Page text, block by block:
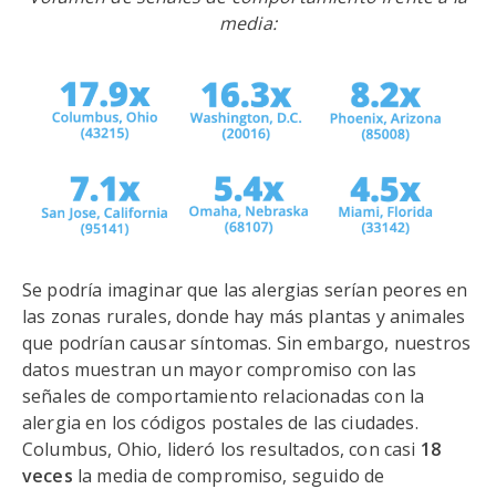
media:
Se podría imaginar que las alergias serían peores en
las zonas rurales, donde hay más plantas y animales
que podrían causar síntomas. Sin embargo, nuestros
datos muestran un mayor compromiso con las
señales de comportamiento relacionadas con la
alergia en los códigos postales de las ciudades.
Columbus, Ohio, lideró los resultados, con casi 18
veces la media de compromiso, seguido de